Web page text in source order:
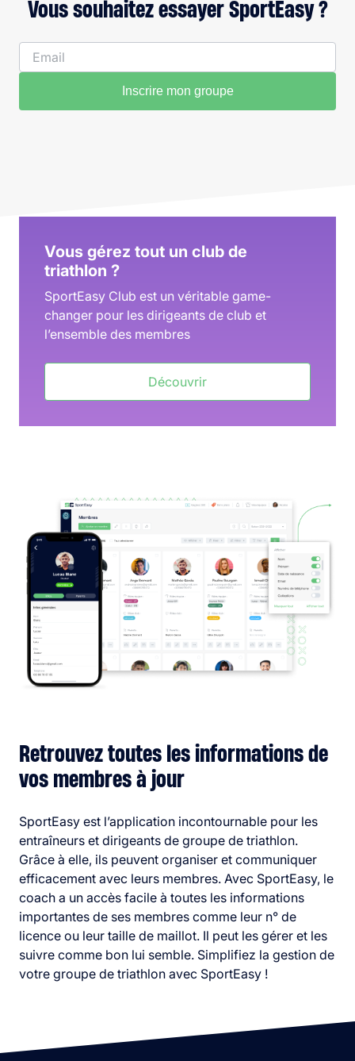
Vous souhaitez essayer SportEasy ?
Inscrire mon groupe
Vous gérez tout un club de
triathlon ?
SportEasy Club est un véritable game-
changer pour les dirigeants de club et
l’ensemble des membres
Découvrir
Retrouvez toutes les informations de
vos membres à jour
SportEasy est l’application incontournable pour les
entraîneurs et dirigeants de groupe de triathlon.
Grâce à elle, ils peuvent organiser et communiquer
efficacement avec leurs membres. Avec SportEasy, le
coach a un accès facile à toutes les informations
importantes de ses membres comme leur n° de
licence ou leur taille de maillot. Il peut les gérer et les
suivre comme bon lui semble. Simplifiez la gestion de
votre groupe de triathlon avec SportEasy !